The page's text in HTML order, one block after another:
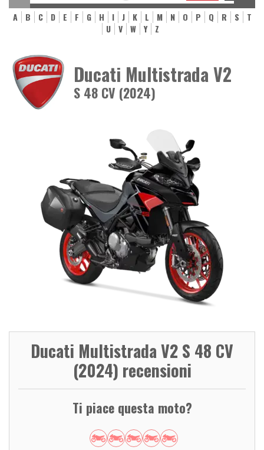
A B C D E F G H I J K L M N O P Q R S
T
U
V W Y Z
Ducati Multistrada V2
S 48 CV (2024)
Ducati Multistrada V2 S 48 CV
(2024) recensioni
Ti piace questa moto?